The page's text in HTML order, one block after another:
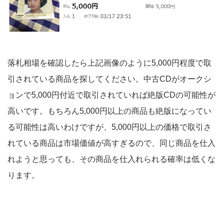
落札相場を確認したら上記画像のように5,000円程度で取
引されている商品を探してください。中古CDがオークシ
ョンで5,000円付近で取引されていれば絶版CDの可能性が
高いです。もちろん5,000円以上の商品も絶版になってい
る可能性は高いわけですが、5,000円以上の価格で取引さ
れている商品は市場価値が高すぎるので、同じ商品を仕入
れようと思っても、その商品を仕入れられる確率は低くな
ります。